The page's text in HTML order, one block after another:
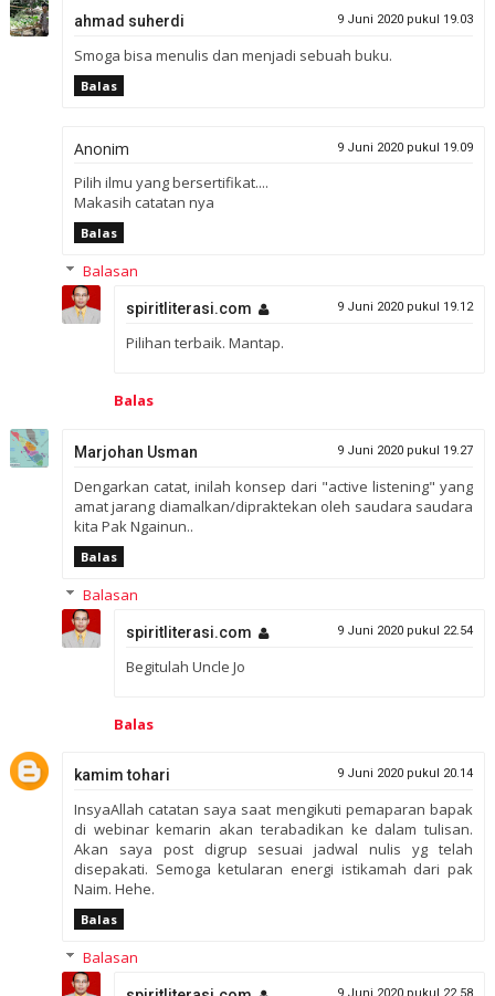
ahmad suherdi 9 Juni 2020 pukul 19.03
Smoga bisa menulis dan menjadi sebuah buku.
Balas
Anonim 9 Juni 2020 pukul 19.09
Pilih ilmu yang bersertifikat....
Makasih catatan nya
Balas
Balasan
spiritliterasi.com 9 Juni 2020 pukul 19.12
Pilihan terbaik. Mantap.
Balas
Marjohan Usman 9 Juni 2020 pukul 19.27
Dengarkan catat, inilah konsep dari "active listening" yang
amat jarang diamalkan/dipraktekan oleh saudara saudara
kita Pak Ngainun..
Balas
Balasan
spiritliterasi.com 9 Juni 2020 pukul 22.54
Begitulah Uncle Jo
Balas
kamim tohari 9 Juni 2020 pukul 20.14
InsyaAllah catatan saya saat mengikuti pemaparan bapak
di webinar kemarin akan terabadikan ke dalam tulisan.
Akan saya post digrup sesuai jadwal nulis yg telah
disepakati. Semoga ketularan energi istikamah dari pak
Naim. Hehe.
Balas
Balasan